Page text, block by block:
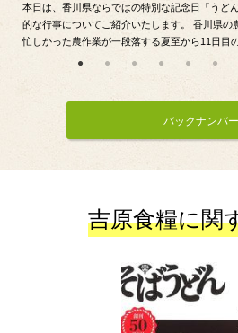
本日は、香川県ならではの特別な記念日「うど
的な行事についてご紹介いたします。 香川県の
忙しかった農作業が一段落する夏至から11日目
バックナンバー
吉原食糧に関